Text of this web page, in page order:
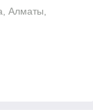
Алматы,